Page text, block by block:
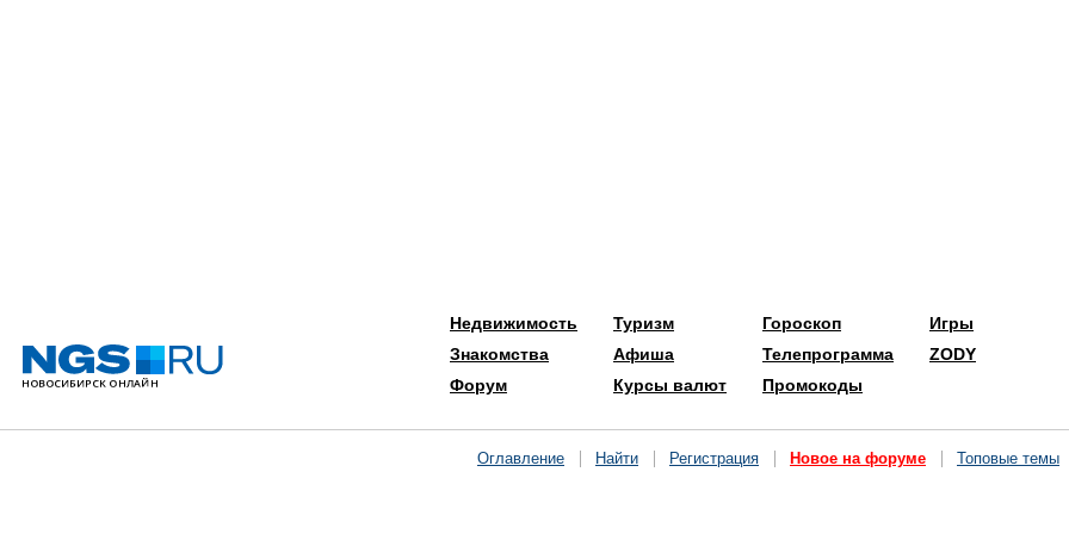
Недвижимость
Знакомства
Форум
Туризм
Афиша
Курсы валют
Гороскоп
Телепрограмма
Промокоды
Игры
ZODY
Оглавление Найти Регистрация Новое на форуме Топовые темы